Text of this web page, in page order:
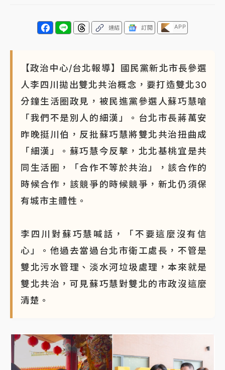
白海豚颱風解除海警 西南風來了！4縣市大雨特報、各
地午後雷雨
標？ 鴻海本週法說法人關注的四大重點
NBA｜ 傳奇名帥驚傳離世！曾以「瘋狂籃球」震撼聯
盟 兩大愛徒向他致
連結 訂閱 APP
【政治中心/台北報導】國民黨新北市長參選
人李四川拋出雙北共治概念，要打造雙北30
分鐘生活圈政見，被民進黨參選人蘇巧慧嗆
「我們不是別人的細漢」。台北市長蔣萬安
昨晚挺川伯，反批蘇巧慧將雙北共治扭曲成
「細漢」。蘇巧慧今反擊，北北基桃宜是共
同生活圈，「合作不等於共治」，該合作的
時候合作，該競爭的時候競爭，新北仍須保
有城市主體性。
李四川對蘇巧慧喊話，「不要這麼沒有信
心」。他過去當過台北市衛工處長，不管是
雙北污水管理、淡水河垃圾處理，本來就是
雙北共治，可見蘇巧慧對雙北的市政沒這麼
清楚。